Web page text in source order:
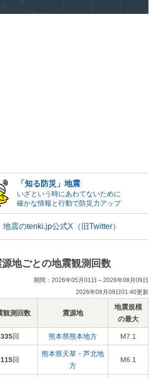
「知る防災」地震
いざという時にあわてないために
確かな情報と行動で防災力アップ
地震のtenki.jp公式X（旧Twitter）
源地ごとの地震観測回数
期間：2026年05月01日～2026年08月09日
2026年08月09日01:40更新
観測回数 震源地
地震規模
の最大
335回 熊本県熊本地方 M7.1
115回
熊本県天草・芦北地
方
M6.1